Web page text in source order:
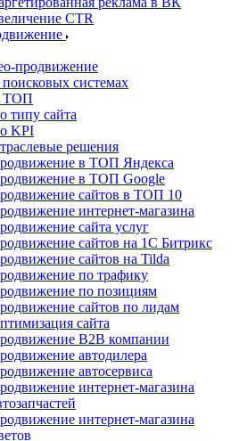
CTR
продвижение
системах
ТОП
типу сайта
KPI
решения
в ТОП Яндекса
в ТОП Google
сайтов в ТОП 10
интернет-магазина
сайта услуг
сайтов на 1С Битрикс
сайтов на Tilda
по трафику
по позициям
сайтов по лидам
сайта
B2B компании
автодилера
автосервиса
интернет-магазина
интернет-магазина